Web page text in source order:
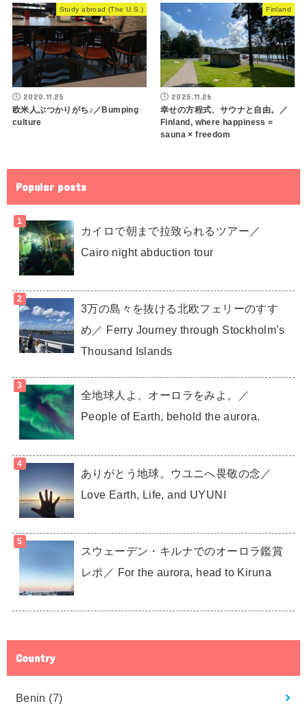
Study abroad (The U.S.)
2020.11.25
欧米人ぶつかりがち♪／Bumping
culture
Finland
2025.11.26
幸せの方程式、サウナと自由。／
Finland, where happiness =
sauna × freedom
Popular posts
カイロで朝まで拉致られるツアー／
Cairo night abduction tour
3万の島々を抜ける北欧フェリーのすす
め／ Ferry Journey through Stockholm’s
Thousand Islands
全地球人よ、オーロラをみよ。／
People of Earth, behold the aurora.
ありがとう地球。ウユニへ畏敬の念／
Love Earth, Life, and UYUNI
スウェーデン・キルナでのオーロラ鑑賞
レポ／ For the aurora, head to Kiruna
Country
Benin (7)